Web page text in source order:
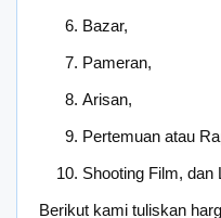
Bazar,
Pameran,
Arisan,
Pertemuan atau
Shooting Film, dan
Berikut kami tuliskan